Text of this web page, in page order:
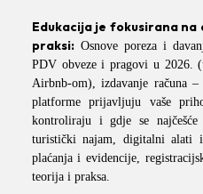
Edukacija je fokusirana
praksi:Osnove poreza i
PDV obveze i pragovi u 2026.
Airbnb-om), izdavanje računa
platforme prijavljuju vaše
kontroliraju i gdje se
turistički najam, digitalni alati i
plaćanja i evidencije,
teorija i praksa.